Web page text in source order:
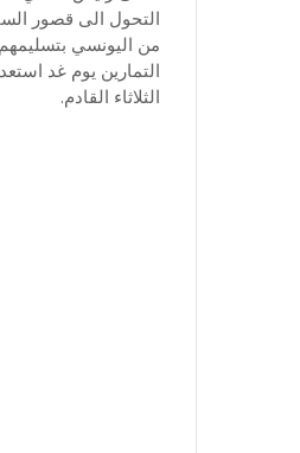
التحول الى قصور
من اليونسي
التمارين يوم غد
الثلاثاء القادم.